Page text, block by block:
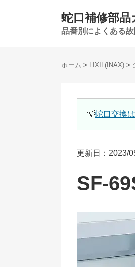
蛇口補修部品
品番別によくある
ホーム > LIXIL(INAX) >
💡蛇口交換
更新日：2023/
SF-